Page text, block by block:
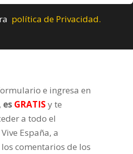
política de Privacidad.
e ingresa en
es GRATIS y te
a todo el
España, a
comentarios de los